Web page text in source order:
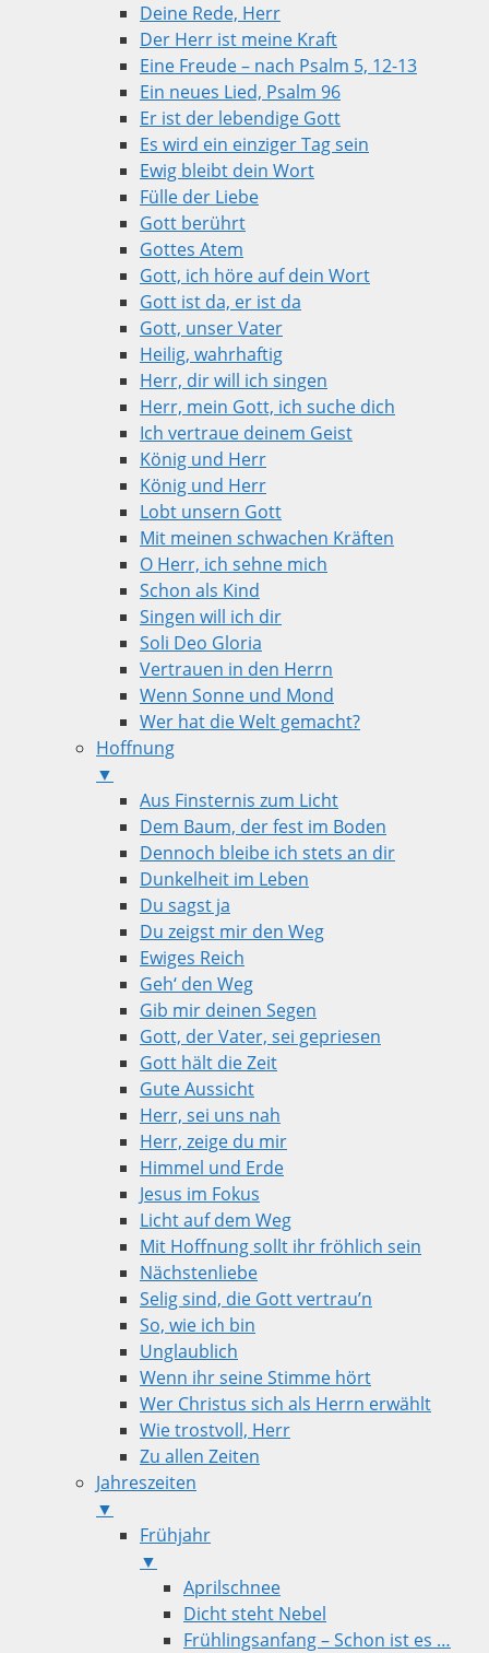
Deine Rede, Herr
Der Herr ist meine Kraft
Eine Freude – nach Psalm 5, 12-13
Ein neues Lied, Psalm 96
Er ist der lebendige Gott
Es wird ein einziger Tag sein
Ewig bleibt dein Wort
Fülle der Liebe
Gott berührt
Gottes Atem
Gott, ich höre auf dein Wort
Gott ist da, er ist da
Gott, unser Vater
Heilig, wahrhaftig
Herr, dir will ich singen
Herr, mein Gott, ich suche dich
Ich vertraue deinem Geist
König und Herr
König und Herr
Lobt unsern Gott
Mit meinen schwachen Kräften
O Herr, ich sehne mich
Schon als Kind
Singen will ich dir
Soli Deo Gloria
Vertrauen in den Herrn
Wenn Sonne und Mond
Wer hat die Welt gemacht?
Hoffnung
▼
Aus Finsternis zum Licht
Dem Baum, der fest im Boden
Dennoch bleibe ich stets an dir
Dunkelheit im Leben
Du sagst ja
Du zeigst mir den Weg
Ewiges Reich
Geh‘ den Weg
Gib mir deinen Segen
Gott, der Vater, sei gepriesen
Gott hält die Zeit
Gute Aussicht
Herr, sei uns nah
Herr, zeige du mir
Himmel und Erde
Jesus im Fokus
Licht auf dem Weg
Mit Hoffnung sollt ihr fröhlich sein
Nächstenliebe
Selig sind, die Gott vertrau’n
So, wie ich bin
Unglaublich
Wenn ihr seine Stimme hört
Wer Christus sich als Herrn erwählt
Wie trostvoll, Herr
Zu allen Zeiten
Jahreszeiten
▼
Frühjahr
▼
Aprilschnee
Dicht steht Nebel
Frühlingsanfang – Schon ist es …